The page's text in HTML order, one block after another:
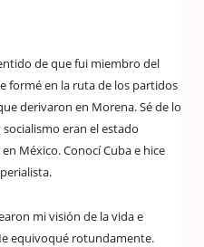
de que fui miembro del
formé en la ruta de los partidos
derivaron en Morena. Sé de lo
eran el estado
México. Conocí Cuba e hice
mi visión de la vida e
equivoqué rotundamente.